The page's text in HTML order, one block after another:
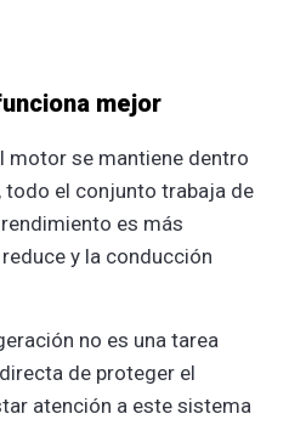
mejor
motor se mantiene dentro
todo el conjunto trabaja de
es más
y la conducción
no es una tarea
de proteger el
atención a este sistema